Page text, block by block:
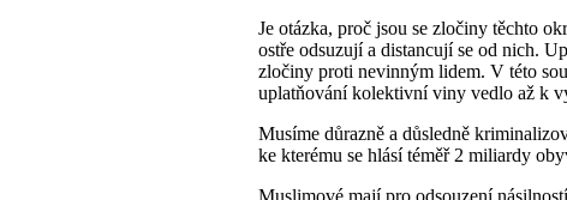
Je otázka, proč jsou se zločiny těchto
ostře odsuzují a distancují se od nich.
zločiny proti nevinným lidem. V této
uplatňování kolektivní viny vedlo až k
Musíme důrazně a důsledně
ke kterému se hlásí téměř 2 miliardy